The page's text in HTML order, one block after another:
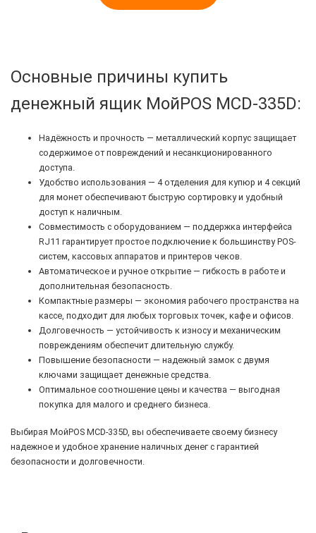
Основные причины купить
денежный ящик МойPOS MCD-335D:
Надёжность и прочность — металлический корпус защищает
содержимое от повреждений и несанкционированного
доступа.
Удобство использования — 4 отделения для купюр и 4 секций
для монет обеспечивают быструю сортировку и удобный
доступ к наличным.
Совместимость с оборудованием — поддержка интерфейса
RJ11 гарантирует простое подключение к большинству POS-
систем, кассовых аппаратов и принтеров чеков.
Автоматическое и ручное открытие — гибкость в работе и
дополнительная безопасность.
Компактные размеры — экономия рабочего пространства на
кассе, подходит для любых торговых точек, кафе и офисов.
Долговечность — устойчивость к износу и механическим
повреждениям обеспечит длительную службу.
Повышение безопасности — надежный замок с двумя
ключами защищает денежные средства.
Оптимальное соотношение цены и качества — выгодная
покупка для малого и среднего бизнеса.
Выбирая МойPOS MCD-335D, вы обеспечиваете своему бизнесу
надежное и удобное хранение наличных денег с гарантией
безопасности и долговечности.